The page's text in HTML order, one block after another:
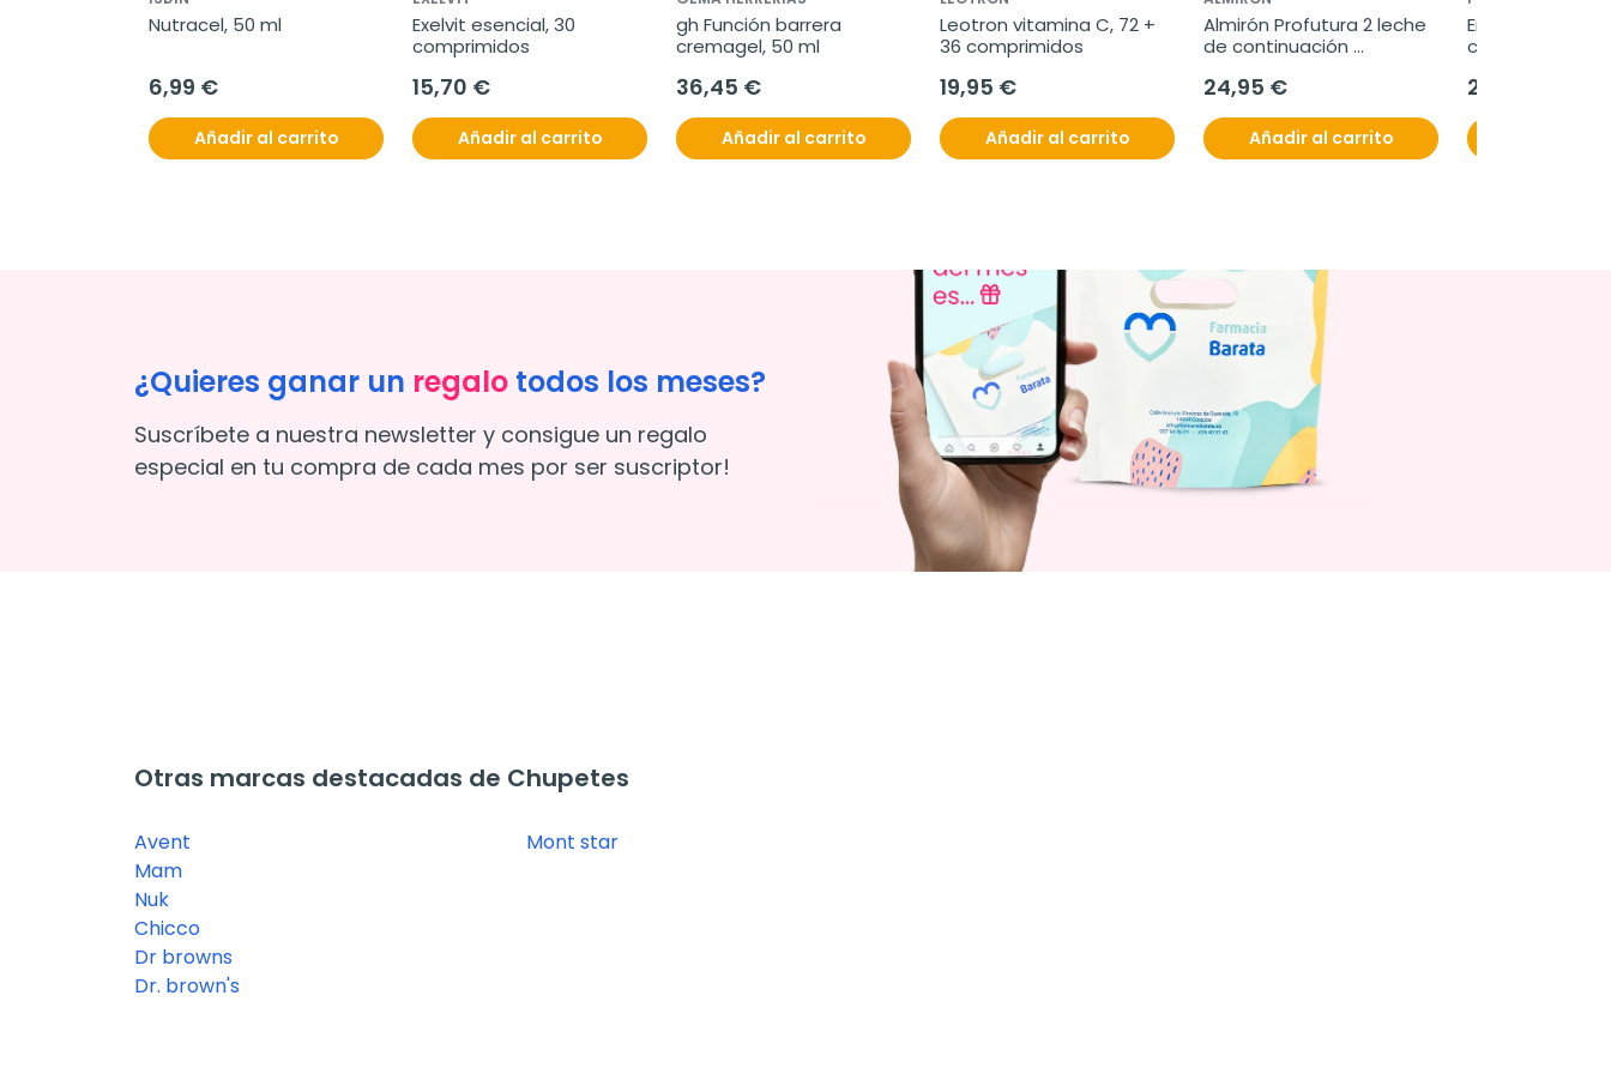
Nutracel, 50 ml
6,99 €
Añadir al carrito
Exelvit esencial, 30
comprimidos
15,70 €
Añadir al carrito
gh Función barrera
cremagel, 50 ml
36,45 €
Añadir al carrito
Leotron vitamina C, 72 +
36 comprimidos
19,95 €
Añadir al carrito
Almirón Profutura 2 leche
de continuación
24,95 €
Añadir al carrito
Energisil vigor
cápsulas
24,50 €
¿Quieres ganar un regalo todos los meses?
Suscríbete a nuestra newsletter y consigue un regalo
especial en tu compra de cada mes por ser suscriptor!
Otras marcas destacadas de Chupetes
Avent
Mam
Nuk
Chicco
Dr browns
Dr. brown's
Mont star